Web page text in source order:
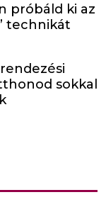
próbáld ki az
technikát
sokkal